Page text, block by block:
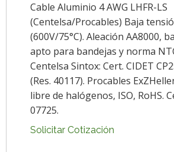
Cable Aluminio 4 AWG LHFR-LS
(Centelsa/Procables) Baja
(600V/75°C). Aleación AA8000,
apto para bandejas y norma
Centelsa Sintox: Cert. CIDET
(Res. 40117). Procables
libre de halógenos, ISO, RoHS.
07725.
Solicitar Cotización